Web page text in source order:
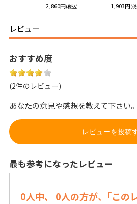
2,860円(税込) 1,903円(
レビュー
おすすめ度
(2件のレビュー)
あなたの意見や感想を教えて下さい。
レビューを投稿
最も参考になったレビュー
0人中、 0人の方が、｢この